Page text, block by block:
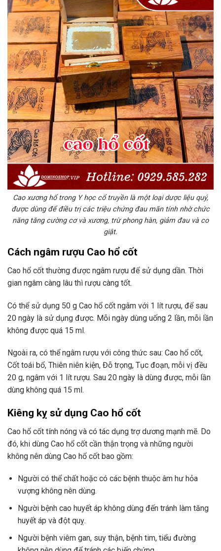
Cao xương hổ trong Y học cổ truyền là một loại dược liệu quý,
được dùng để điều trị các triệu chứng đau mãn tính nhờ chức
năng tăng cường cơ và xương, trừ phong hàn, giảm đau và co
giật.
Cách ngâm rượu Cao hổ cốt
Cao hổ cốt thường được ngâm rượu để sử dụng dần. Thời
gian ngâm càng lâu thì rượu càng tốt.
Có thể sử dụng 50 g Cao hổ cốt ngâm với 1 lít rượu, để sau
20 ngày là sử dụng được. Mỗi ngày dùng uống 2 lần, mỗi lần
không được quá 15 ml.
Ngoài ra, có thể ngâm rượu với công thức sau: Cao hổ cốt,
Cốt toái bổ, Thiên niên kiện, Đỗ trọng, Tục đoạn, mỗi vị đều
20 g, ngâm với 1 lít rượu. Sau 20 ngày là dùng được, mỗi lần
dùng không quá 15 ml.
Kiêng kỵ sử dụng Cao hổ cốt
Cao hổ cốt tính nóng và có tác dụng trợ dương mạnh mẽ. Do
đó, khi dùng Cao hổ cốt cần thận trọng và những người
không nên dùng Cao hổ cốt bao gồm:
Người có thể chất hoặc có các bệnh thuộc âm hư hỏa
vượng không nên dùng.
Người bệnh cao huyết áp không dùng đến tránh làm tăng
huyết áp và đột quỵ.
Người bệnh viêm gan, suy thận, bệnh tim, tiểu đường